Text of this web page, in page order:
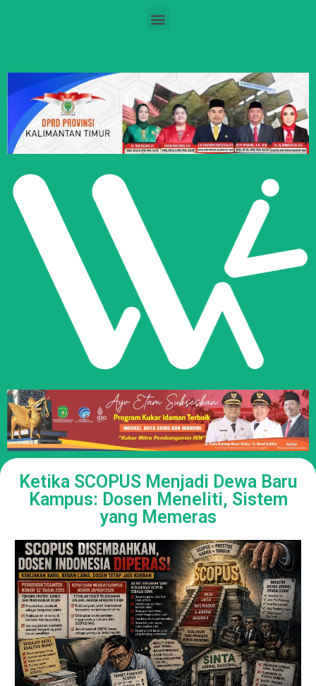
Ketika SCOPUS Menjadi Dewa Baru
Kampus: Dosen Meneliti, Sistem
yang Memeras